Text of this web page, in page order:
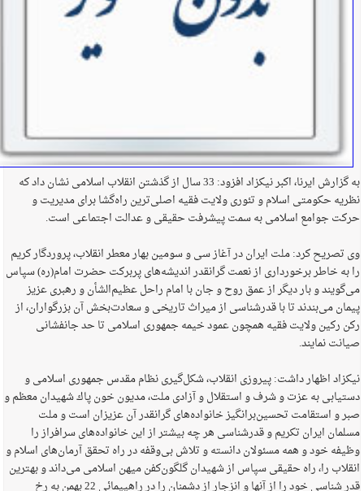
به گزارش ایرنا، اكبر نیكزاد افزود: 33 سال از گذشتن انقلاب اسلامی نشان داد كه
نظریه حكومتی اسلام و تئوری ولایت فقیه اصلی‌ترین راه‌گشا برای مدیریت و
حركت جوامع اسلامی به سمت پیشرفت حقیقی و عدالت اجتماعی است.
وی تصریح كرد: ملت ایران در آغاز سی و سومین بهار معطر انقلاب، پروردگار كریم
را به خاطر برخورداری از نعمت گرانقدر اندیشه‌های پربركت حضرت امام(ره) سپاس
می‌گویند و بار دیگر از عمق روح و جان با امام راحل عظیم‌الشأن و رهبری عزیز
پیمان می‌بندند تا با قدرشناسی از میراث تاریخی و سعادت‌بخش آن بزرگواران، از
ركن ركین ولایت فقیه همچون عمود خیمه جمهوری اسلامی تا حد جانفشانی
صیانت نمایند.
نیكزاد اظهار داشت: پیروزی انقلاب، شكل‌گیری نظام مقدس جمهوری اسلامی و
دستیابی به عزت و شرف و استقلال و آزادی ملت، مدیون خون پاك شهیدان معظم و
صبر و استقامت تحسین‌برانگیز خانواده‌های گرانقدر آن عزیزان است و ملت
مسلمان ایران تكریم و قدرشناسی هر چه بیشتر از این خانواده‌های سرافراز را
وظیفه خود و همه مسئولان دانسته و تلاش بی‌وقفه در راه تحقق آرمان‌های اسلام و
انقلاب را، راه حقیقی سپاس از شهیدان گلگون‌كفن میهن اسلامی می‌داند و بهترین
قدر شناسی خود را از آنها و انزجار از دشمنان را در راهپیمائی 22 بهمن به رخ